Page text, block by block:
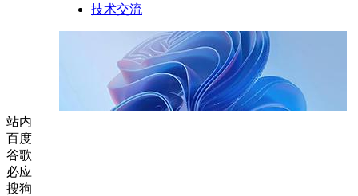
技术交流
站内
百度
谷歌
必应
搜狗